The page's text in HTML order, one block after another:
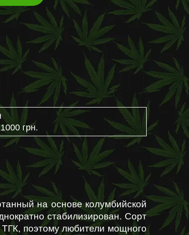
грн.
на основе колумбийской
стабилизирован. Сорт
поэтому любители мощного